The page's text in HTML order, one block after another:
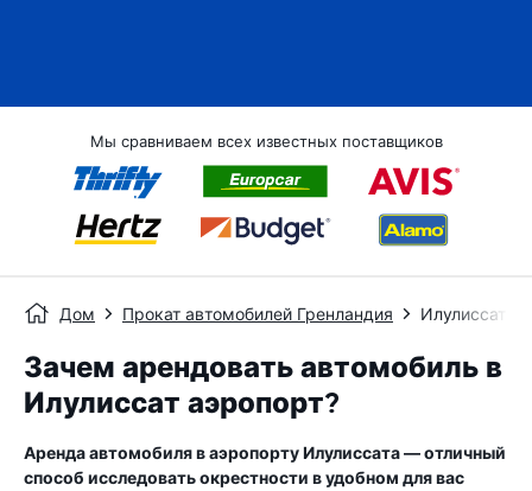
Мы сравниваем всех известных поставщиков
Дом Прокат автомобилей Гренландия Илулиссат
Зачем арендовать автомобиль в
Илулиссат аэропорт?
Аренда автомобиля в аэропорту Илулиссата — отличный
способ исследовать окрестности в удобном для вас